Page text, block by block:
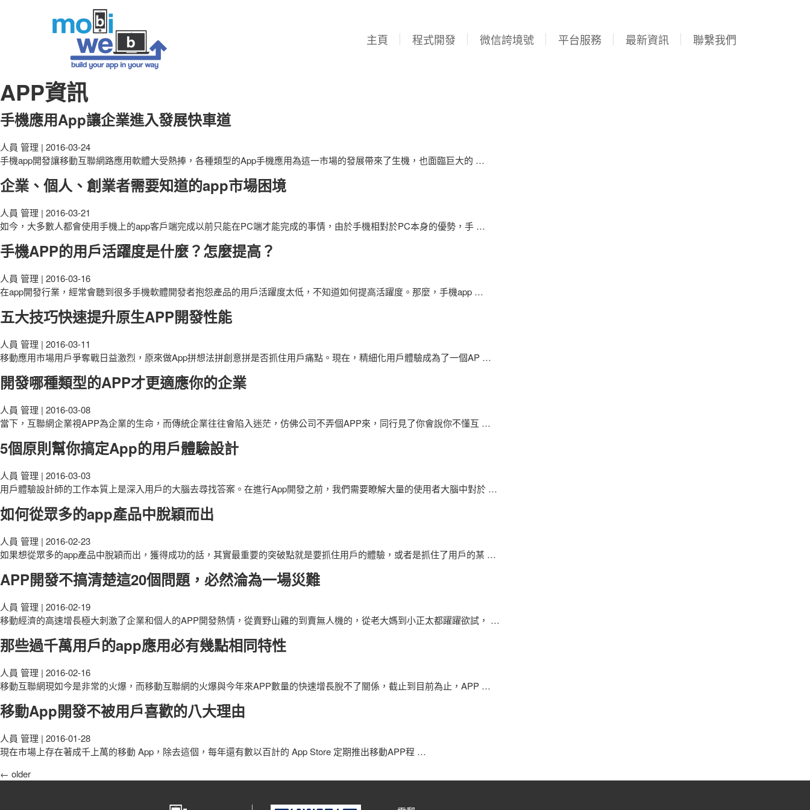
主頁 程式開發 微信誇境號 平台服務 最新資訊 聯繫我們
APP資訊
手機應用App讓企業進入發展快車道
人員 管理 | 2016-03-24
手機app開發讓移動互聯網路應用軟體大受熱捧，各種類型的App手機應用為這一市場的發展帶來了生機，也面臨巨大的 …
企業、個人、創業者需要知道的app市場困境
人員 管理 | 2016-03-21
如今，大多數人都會使用手機上的app客戶端完成以前只能在PC端才能完成的事情，由於手機相對於PC本身的優勢，手 …
手機APP的用戶活躍度是什麼？怎麼提高？
人員 管理 | 2016-03-16
在app開發行業，經常會聽到很多手機軟體開發者抱怨產品的用戶活躍度太低，不知道如何提高活躍度。那麼，手機app …
五大技巧快速提升原生APP開發性能
人員 管理 | 2016-03-11
移動應用市場用戶爭奪戰日益激烈，原來做App拼想法拼創意拼是否抓住用戶痛點。現在，精細化用戶體驗成為了一個AP …
開發哪種類型的APP才更適應你的企業
人員 管理 | 2016-03-08
當下，互聯網企業視APP為企業的生命，而傳統企業往往會陷入迷茫，仿佛公司不弄個APP來，同行見了你會說你不懂互 …
5個原則幫你搞定App的用戶體驗設計
人員 管理 | 2016-03-03
用戶體驗設計師的工作本質上是深入用戶的大腦去尋找答案。在進行App開發之前，我們需要瞭解大量的使用者大腦中對於 …
如何從眾多的app產品中脫穎而出
人員 管理 | 2016-02-23
如果想從眾多的app產品中脫穎而出，獲得成功的話，其實最重要的突破點就是要抓住用戶的體驗，或者是抓住了用戶的某 …
APP開發不搞清楚這20個問題，必然淪為一場災難
人員 管理 | 2016-02-19
移動經濟的高速增長極大刺激了企業和個人的APP開發熱情，從賣野山雞的到賣無人機的，從老大媽到小正太都躍躍欲試， …
那些過千萬用戶的app應用必有幾點相同特性
人員 管理 | 2016-02-16
移動互聯網現如今是非常的火爆，而移動互聯網的火爆與今年來APP數量的快速增長脫不了關係，截止到目前為止，APP …
移動App開發不被用戶喜歡的八大理由
人員 管理 | 2016-01-28
現在市場上存在著成千上萬的移動 App，除去這個，每年還有數以百計的 App Store 定期推出移動APP程 …
文
← older